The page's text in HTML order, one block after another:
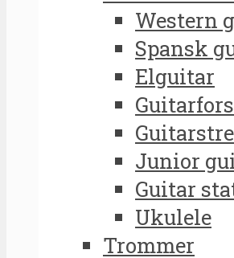
Western
Spansk
Elguitar
Junior
Guitar
Ukulele
Trommer